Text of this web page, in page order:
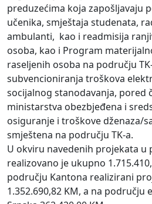
preduzećima koja zapošljavaju
učenika, smještaja studenata,
ambulanti, kao i readmisija
osoba, kao i Program
raseljenih osoba na području
subvencioniranja troškova
socijalnog stanodavanja, pored
ministarstva obezbjeđena i
osiguranje i troškove dženaza/
smještena na području TK-a.
U okviru navedenih projekata u
realizovano je ukupno
području Kantona realizirani
1.352.690,82 KM, a na području